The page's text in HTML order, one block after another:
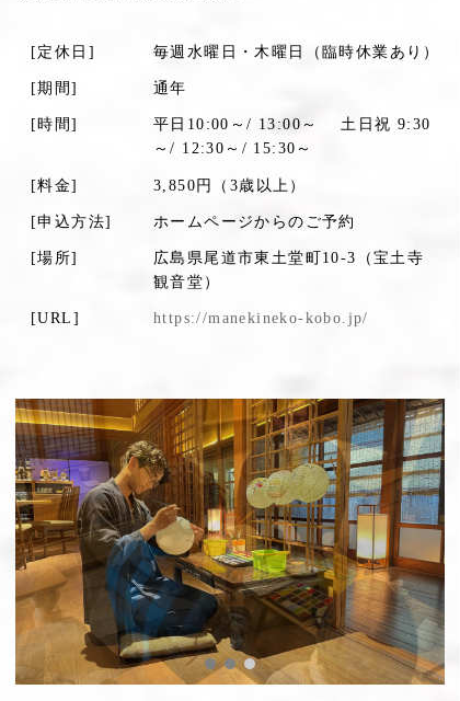
[定休日] 毎週水曜日・木曜日（臨時休業あり）
[期間] 通年
[時間]
平日10:00～/ 13:00～ 土日祝 9:30
～/ 12:30～/ 15:30～
[料金] 3,850円（3歳以上）
[申込方法] ホームページからのご予約
[場所]
広島県尾道市東土堂町10-3（宝土寺
観音堂）
[URL] https://manekineko-kobo.jp/